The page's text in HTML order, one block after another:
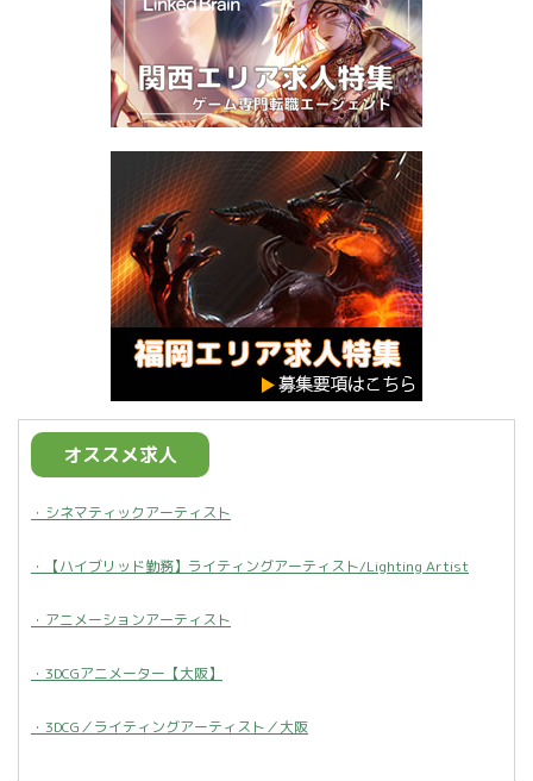
オススメ求人
・シネマティックアーティスト
・【ハイブリッド勤務】ライティングアーティスト/Lighting Artist
・アニメーションアーティスト
・3DCGアニメーター【大阪】
・3DCG／ライティングアーティスト／大阪